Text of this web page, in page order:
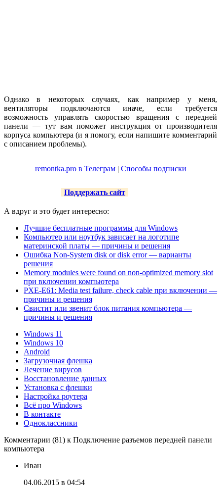
Однако в некоторых случаях, как например у меня,
вентиляторы подключаются иначе, если требуется
возможность управлять скоростью вращения с передней
панели — тут вам поможет инструкция от производителя
корпуса компьютера (и я помогу, если напишите комментарий
с описанием проблемы).
remontka.pro в Телеграм| Способы подписки
Поддержать сайт
А вдруг и это будет интересно:
Лучшие бесплатные программы для Windows
Компьютер или ноутбук зависает на логотипе
материнской платы — причины и решения
Ошибка Non-System disk or disk error — варианты
решения
Memory modules were found on non-optimized memory slot
при включении компьютера
PXE-E61: Media test failure, check cable при включении —
причины и решения
Свистит или звенит блок питания компьютера —
причины и решения
Windows 11
Windows 10
Android
Загрузочная флешка
Лечение вирусов
Восстановление данных
Установка с флешки
Настройка роутера
Всё про Windows
В контакте
Одноклассники
Комментарии (81) к Подключение разъемов передней панели
компьютера
Иван
04.06.2015 в 04:54